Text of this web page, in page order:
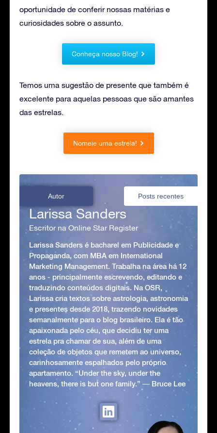
oportunidade de conferir nossas matérias e
curiosidades sobre o assunto.
Conheça nosso Blog!
Temos uma sugestão de presente que também é
excelente para aquelas pessoas que são amantes
das estrelas.
Nomeie uma estrela!
Autor Posts recentes
Larissa Sanders
Escritor na Online Star Register
Larissa Sanders é bacharel em Publicidade e
Propaganda, com MBA em International
Marketing Management. Trabalha na área há 12
anos - principalmente escrevendo, editando e
traduzindo conteúdos digitais. Na OSR,
Larissa cria textos sobre astrologia, astronomia
e presentes desde 2018, trazendo novidades
semanalmente para o blog brasileiro. Ela é tão
apaixonada pelo céu, que decidiu ter uma
estrela pra chamar de sua, além de uma
coleção de objetos que remetem ao universo,
carinhosamente espalhados pelo próprio
apartamento. “Under the sky, under the
heavens, there is but one family.” ― Bruce Lee